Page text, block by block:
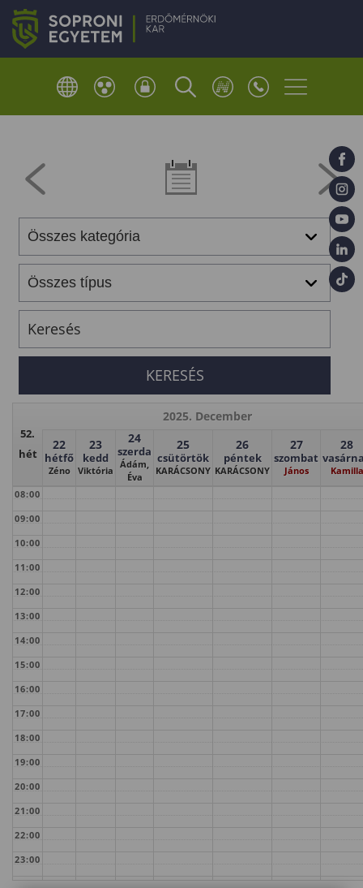
52.
hét
2025. December
22
hétfő
Zéno
23
kedd
Viktória
24
szerda
Ádám,
Éva
25
csütörtök
KARÁCSONY
26
péntek
KARÁCSONY
27
szombat
János
28
Kamilla
08:00
09:00
10:00
11:00
12:00
13:00
14:00
15:00
16:00
17:00
18:00
19:00
20:00
21:00
22:00
23:00